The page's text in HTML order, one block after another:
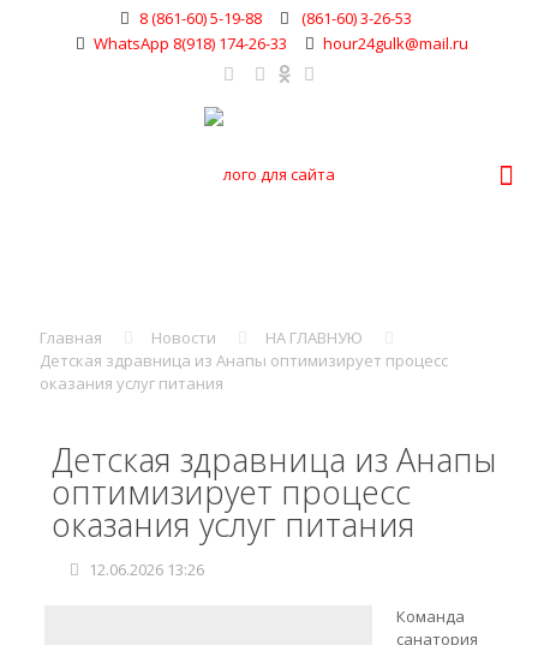
8 (861-60) 5-19-88
(861-60) 3-26-53
WhatsApp 8(918) 174-26-33
hour24gulk@mail.ru
Главная Новости
НА ГЛАВНУЮ
Детская здравница из Анапы оптимизирует процесс
оказания услуг питания
Детская здравница из Анапы
оптимизирует процесс
оказания услуг питания
12.06.2026 13:26
Команда
санатория